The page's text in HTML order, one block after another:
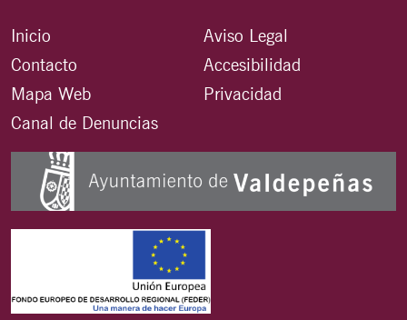
Inicio
Contacto
Mapa Web
Canal de Denuncias
Aviso Legal
Accesibilidad
Privacidad